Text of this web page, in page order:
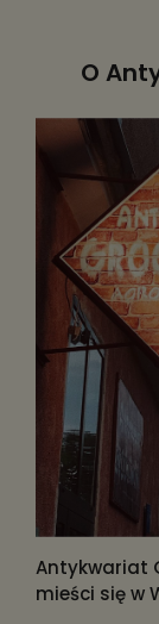
O
Antykwariat
mieści się w